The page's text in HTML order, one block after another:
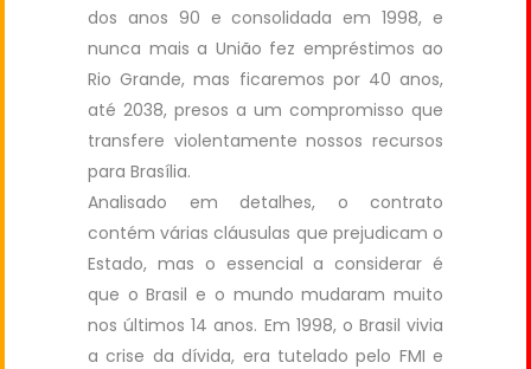
dos anos 90 e consolidada em 1998, e
nunca mais a União fez empréstimos ao
Rio Grande, mas ficaremos por 40 anos,
até 2038, presos a um compromisso que
transfere violentamente nossos recursos
para Brasília.
Analisado em detalhes, o contrato
contém várias cláusulas que prejudicam o
Estado, mas o essencial a considerar é
que o Brasil e o mundo mudaram muito
nos últimos 14 anos. Em 1998, o Brasil vivia
a crise da dívida, era tutelado pelo FMI e